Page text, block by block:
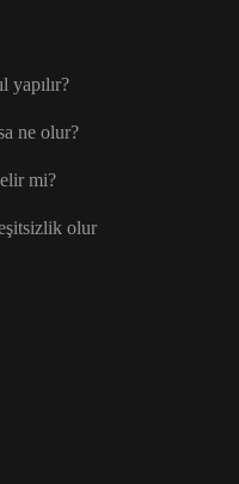
yapılır?
ne olur?
mi?
olur